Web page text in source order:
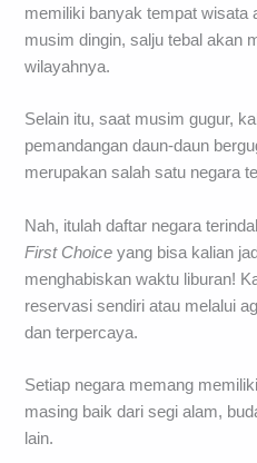
memiliki banyak tempat wisata
musim dingin, salju tebal akan
wilayahnya.
Selain itu, saat musim gugur,
pemandangan daun-daun
merupakan salah satu negara
Nah, itulah daftar negara
First Choice yang bisa kalian
menghabiskan waktu liburan!
reservasi sendiri atau melalui
dan terpercaya.
Setiap negara memang
masing baik dari segi alam,
lain.